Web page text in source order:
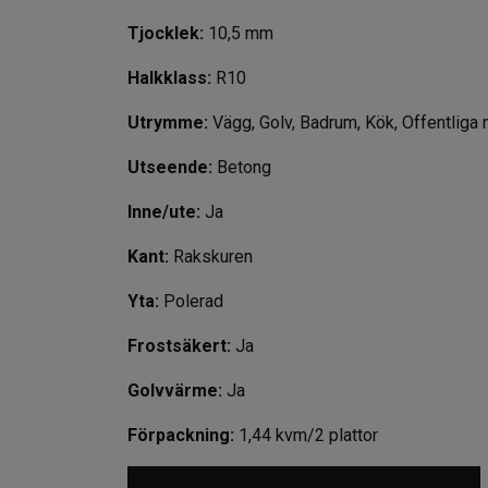
Tjocklek: 10,5 mm
Halkklass: R10
Utrymme: Vägg, Golv, Badrum, Kök, Offentliga
Utseende: Betong
Inne/ute: Ja
Kant: Rakskuren
Yta: Polerad
Frostsäkert: Ja
Golvvärme: Ja
Förpackning: 1,44 kvm/2 plattor